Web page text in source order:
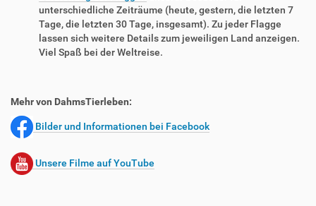
unterschiedliche Zeiträume (heute, gestern, die letzten 7
Tage, die letzten 30 Tage, insgesamt). Zu jeder Flagge
lassen sich weitere Details zum jeweiligen Land anzeigen.
Viel Spaß bei der Weltreise.
Mehr von DahmsTierleben:
Bilder und Informationen bei Facebook
Unsere Filme auf YouTube